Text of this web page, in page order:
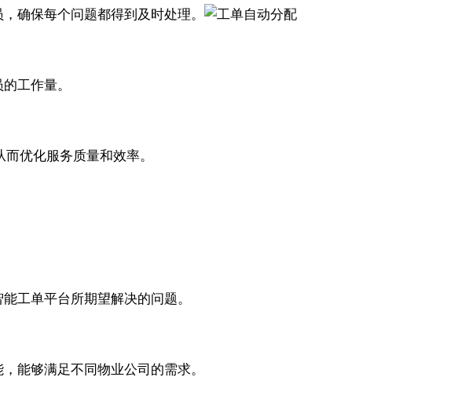
确保每个问题都得到及时处理。
工作量。
优化服务质量和效率。
工单平台所期望解决的问题。
能够满足不同物业公司的需求。